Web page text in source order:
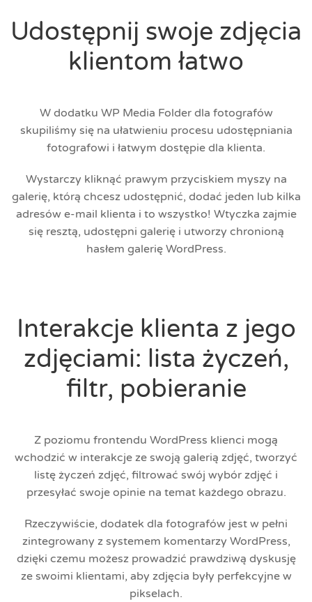
Udostępnij swoje zdjęcia
klientom łatwo
W dodatku WP Media Folder dla fotografów
skupiliśmy się na ułatwieniu procesu udostępniania
fotografowi i łatwym dostępie dla klienta.
Wystarczy kliknąć prawym przyciskiem myszy na
galerię, którą chcesz udostępnić, dodać jeden lub kilka
adresów e-mail klienta i to wszystko! Wtyczka zajmie
się resztą, udostępni galerię i utworzy chronioną
hasłem galerię WordPress.
Interakcje klienta z jego
zdjęciami: lista życzeń,
filtr, pobieranie
Z poziomu frontendu WordPress klienci mogą
wchodzić w interakcje ze swoją galerią zdjęć, tworzyć
listę życzeń zdjęć, filtrować swój wybór zdjęć i
przesyłać swoje opinie na temat każdego obrazu.
Rzeczywiście, dodatek dla fotografów jest w pełni
zintegrowany z systemem komentarzy WordPress,
dzięki czemu możesz prowadzić prawdziwą dyskusję
ze swoimi klientami, aby zdjęcia były perfekcyjne w
pikselach.